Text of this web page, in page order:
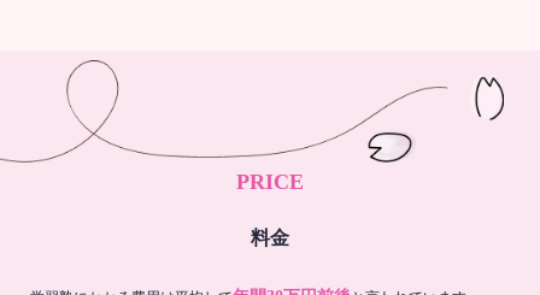
PRICE
料金